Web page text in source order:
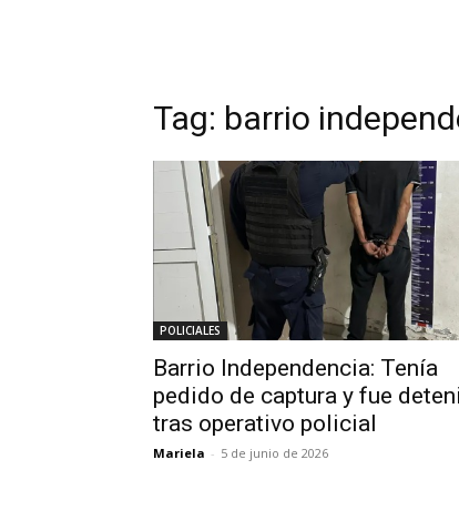
Tag: barrio
POLICIALES
Barrio Independencia: Tenía
pedido de captura y fue
tras operativo policial
Mariela - 5 de junio de 2026